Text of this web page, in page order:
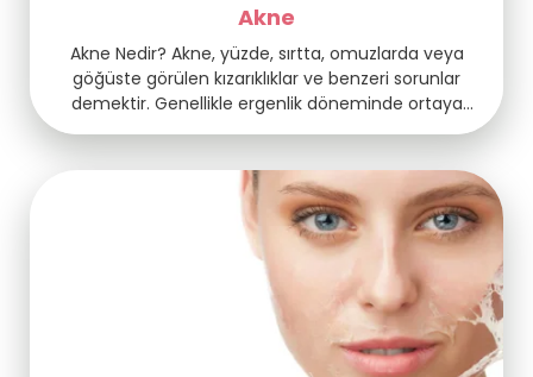
Akne
Akne Nedir? Akne, yüzde, sırtta, omuzlarda veya
göğüste görülen kızarıklıklar ve benzeri sorunlar
demektir. Genellikle ergenlik döneminde ortaya
çıkan bu rahatsızlık, vücudun yağ üretimindeki ani
sonucu, gözeneklerde tıkanmalar ve bakteri
üremeleri başlar. Böylece sivilce, kist ve benzeri
lezyonlar ortaya çıkar. Uzun süre tedavi edilmezse,
izler bırakabilir ve kişinin kendine […]